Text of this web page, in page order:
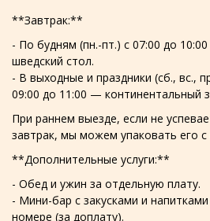
**Завтрак:**
- По будням (пн.-пт.) с 07:00 до
шведский стол.
- В выходные и праздники (сб., вс.,
09:00 до 11:00 — континентальный
При раннем выезде, если не
завтрак, мы можем упаковать его с
**Дополнительные услуги:**
- Обед и ужин за отдельную плату.
- Мини-бар с закусками и
номере (за доплату).